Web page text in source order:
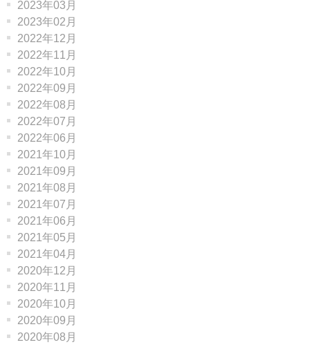
2023年03月
2023年02月
2022年12月
2022年11月
2022年10月
2022年09月
2022年08月
2022年07月
2022年06月
2021年10月
2021年09月
2021年08月
2021年07月
2021年06月
2021年05月
2021年04月
2020年12月
2020年11月
2020年10月
2020年09月
2020年08月